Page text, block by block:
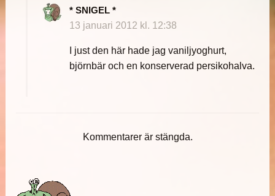
* SNIGEL *
13 januari 2012 kl. 12:38
I just den här hade jag vaniljyoghurt,
björnbär och en konserverad persikohalva.
Kommentarer är stängda.